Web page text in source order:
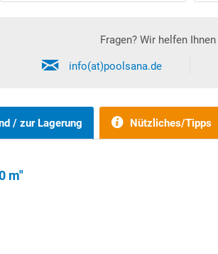
Fragen? Wir helfen
info(at)poolsana.de
/ zur Lagerung Nützliches/Tipps
m"